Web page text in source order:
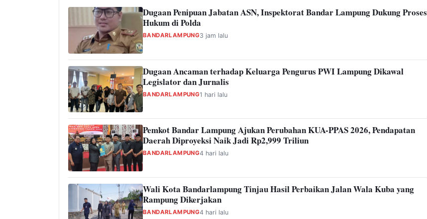
Dugaan Penipuan Jabatan ASN, Inspektorat Bandar Lampung Dukung Proses
Hukum di Polda
BANDARLAMPUNG3 jam lalu
Dugaan Ancaman terhadap Keluarga Pengurus PWI Lampung Dikawal
Legislator dan Jurnalis
BANDARLAMPUNG1 hari lalu
Pemkot Bandar Lampung Ajukan Perubahan KUA-PPAS 2026, Pendapatan
Daerah Diproyeksi Naik Jadi Rp2,999 Triliun
BANDARLAMPUNG4 hari lalu
Wali Kota Bandarlampung Tinjau Hasil Perbaikan Jalan Wala Kuba yang
Rampung Dikerjakan
BANDARLAMPUNG4 hari lalu